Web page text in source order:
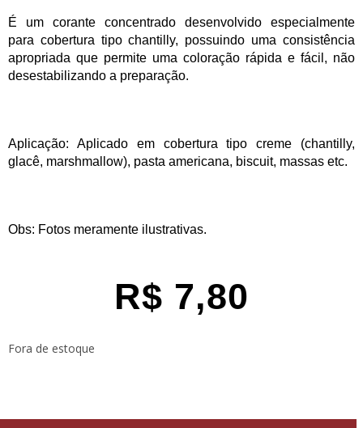
É um corante concentrado desenvolvido especialmente
para cobertura tipo chantilly, possuindo uma consistência
apropriada que permite uma coloração rápida e fácil, não
desestabilizando a preparação.
Aplicação: Aplicado em cobertura tipo creme (chantilly,
glacê, marshmallow), pasta americana, biscuit, massas etc.
Obs: Fotos meramente ilustrativas.
R$ 7,80
Fora de estoque